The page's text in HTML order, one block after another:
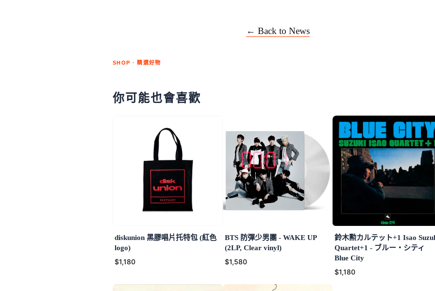
← Back to News
SHOP · 精選好物
你可能也會喜歡
diskunion 黑膠唱片托特包 (紅色
logo)
$1,180
BTS 防彈少男團 - WAKE UP
(2LP, Clear vinyl)
$1,580
鈴木勲カルテット+1 Isao
Quartet+1 - ブルー・シティ
Blue City
$1,180